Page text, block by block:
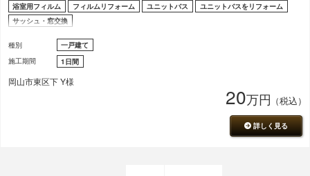
浴室用フィルム フィルムリフォーム ユニットバス
ユニットバスをリフォーム
サッシュ・窓交換
種別
一戸建て
施工期間
1日間
岡山市東区下 Y様
20万円 （税込）
詳しく見る